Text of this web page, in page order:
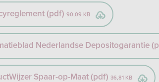
(pdf) 90,09 KB
Nederlandse Depositogarantie
Spaar-op-Maat (pdf) 36,81 KB